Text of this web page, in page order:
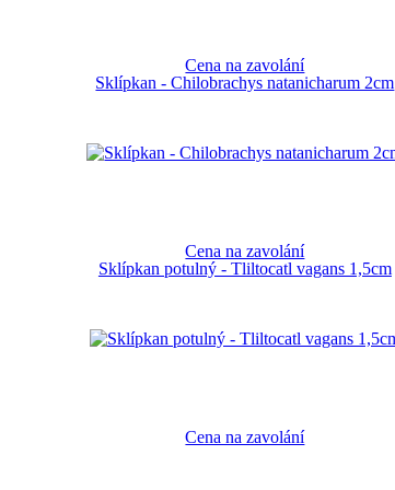
Cena na zavolání
Sklípkan - Chilobrachys natanicharum 2cm
Cena na zavolání
Sklípkan potulný - Tliltocatl vagans 1,5cm
Cena na zavolání